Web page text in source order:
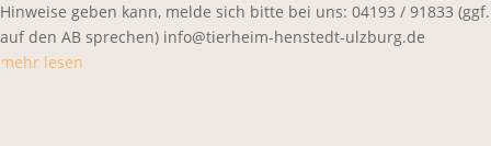
Hinweise geben kann, melde sich bitte bei uns: 04193 / 91833 (ggf.
auf den AB sprechen) info@tierheim-henstedt-ulzburg.de
mehr lesen